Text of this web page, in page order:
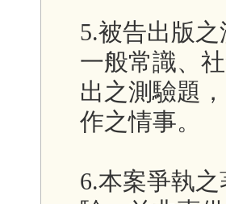
5.被告出版
一般常識、
出之測驗題
作之情事。
6.本案爭執